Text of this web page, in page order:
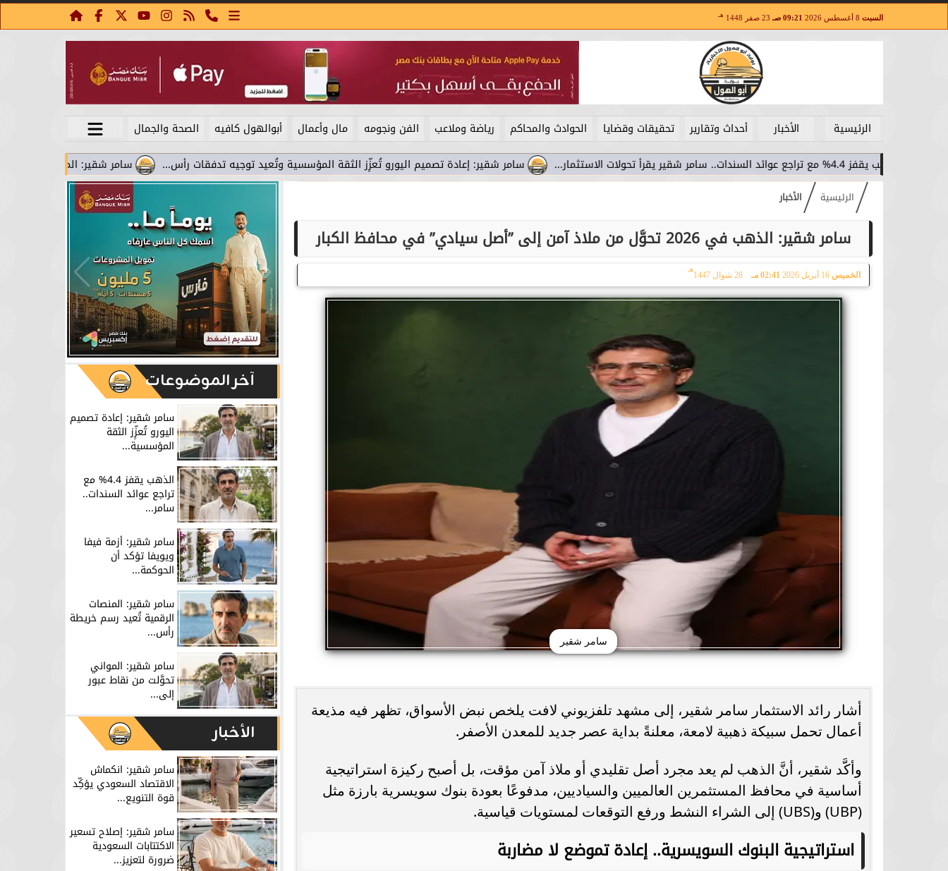
السبت 09:21 صـ 23 صفر 1448 هـ
الرئيسية الأخبار أحداث وتقارير تحقيقات وقضايا الحوادث والمحاكم رياضة وملاعب الفن ونجومه مال وأعمال أبوالهول كافيه
الصحة والجمال
سامر شقير: المواني تحوَّلت من نقاط
سامر شقير: إعادة تصميم اليورو تُعزِّز الثقة المؤسسية وتُعيد توجيه تدفقات رأس...
الرئيسية الأخبار
سامر شقير: الذهب في 2026 تحوَّل من ملاذ آمن إلى ”أصل سيادي” في محافظ الكبار
الخميس 16 أبريل 2026 02:41 مـ 28 شوال 1447
هـ
سامر شقير
أشار رائد الاستثمار سامر شقير، إلى مشهد تلفزيوني لافت يلخص نبض الأسواق، تظهر فيه مذيعة
أعمال تحمل سبيكة ذهبية لامعة، معلنةً بداية عصر جديد للمعدن الأصفر.
وأكَّد شقير، أنَّ الذهب لم يعد مجرد أصل تقليدي أو ملاذ آمن مؤقت، بل أصبح ركيزة استراتيجية
أساسية في محافظ المستثمرين العالميين والسياديين، مدفوعًا بعودة بنوك سويسرية بارزة مثل
(UBP) و(UBS) إلى الشراء النشط ورفع التوقعات لمستويات قياسية.
استراتيجية البنوك السويسرية.. إعادة تموضع لا مضاربة
آخر الموضوعات
سامر شقير: إعادة تصميم
اليورو تُعزِّز الثقة
المؤسسية...
الذهب يقفز 4.4% مع
تراجع عوائد السندات..
سامر...
سامر شقير: أزمة فيفا
ويويفا تؤكد أن
الحوكمة...
سامر شقير: المنصات
الرقمية تُعيد رسم خريطة
رأس...
سامر شقير: المواني
تحوَّلت من نقاط عبور
إلى...
الأخبار
سامر شقير: انكماش
الاقتصاد السعودي يؤكِّد
قوة التنويع...
سامر شقير: إصلاح تسعير
الاكتتابات السعودية
ضرورة لتعزيز...